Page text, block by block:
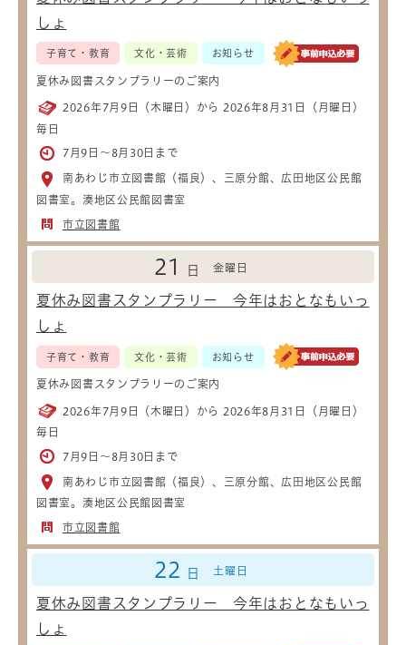
しょ
子育て・教育 文化・芸術 お知らせ
夏休み図書スタンプラリーのご案内
2026年7月9日（木曜日）から 2026年8月31日（月曜日）
毎日
7月9日～8月30日まで
南あわじ市立図書館（福良）、三原分館、広田地区公民館
図書室。湊地区公民館図書室
市立図書館
21 日 金曜日
夏休み図書スタンプラリー 今年はおとなもいっ
しょ
子育て・教育 文化・芸術 お知らせ
夏休み図書スタンプラリーのご案内
2026年7月9日（木曜日）から 2026年8月31日（月曜日）
毎日
7月9日～8月30日まで
南あわじ市立図書館（福良）、三原分館、広田地区公民館
図書室。湊地区公民館図書室
市立図書館
22 日 土曜日
夏休み図書スタンプラリー 今年はおとなもいっ
しょ